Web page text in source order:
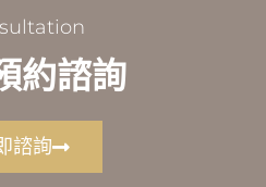
約諮詢
諮詢